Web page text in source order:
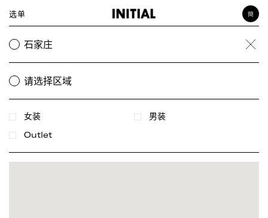
选单 簡
女装石家庄 Clear
请选择区域
女装
男装
Outlet